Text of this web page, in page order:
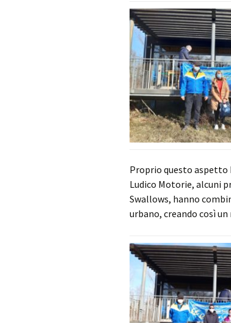
Proprio questo
Ludico Motorie, alcuni
Swallows, hanno
urbano, creando così